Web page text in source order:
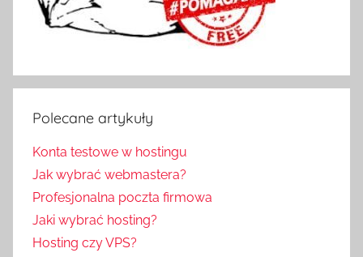
Polecane artykuły
Konta testowe w hostingu
Jak wybrać webmastera?
Profesjonalna poczta firmowa
Jaki wybrać hosting?
Hosting czy VPS?